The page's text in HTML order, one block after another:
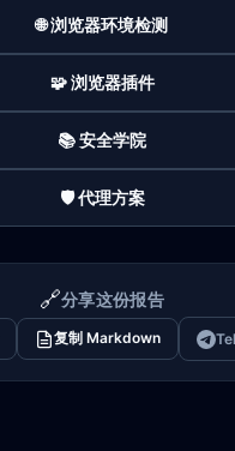
🌐 浏览器环境检测
🧩 浏览器插件
📚 安全学院
🛡️ 代理方案
🔗分享这份报告
复制 Markdown